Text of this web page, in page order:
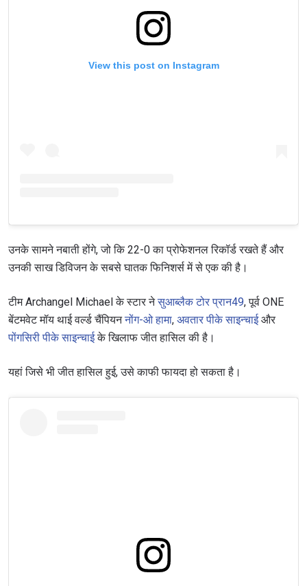
View this post on Instagram
उनके सामने नबाती होंगे, जो कि 22-0 का प्रोफेशनल रिकॉर्ड रखते हैं और
उनकी साख डिविजन के सबसे घातक फिनिशर्स में से एक की है।
टीम Archangel Michael के स्टार नेसुआब्लैक टोर प्रान49, पूर्व ONE
बेंटमवेट मॉय थाई वर्ल्ड चैंपियननोंग-ओ हामा, अवतार पीके साइन्चाईऔर
पोंगसिरी पीके साइन्चाईके खिलाफ जीत हासिल की है।
यहां जिसे भी जीत हासिल हुई, उसे काफी फायदा हो सकता है।
STAY IN THE KNOW
to gain access to latest news, unlock special offers
and get first access to the best seats to our live
events.
ईमेल